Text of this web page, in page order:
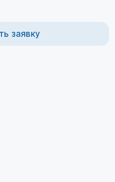
заявку